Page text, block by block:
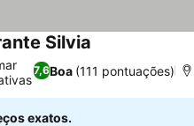
Silvia
7,6Boa (111 pontuações)
exatos.